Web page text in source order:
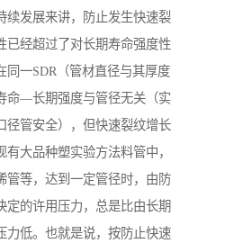
续发展来讲，防止发生快速裂
已经超过了对长期寿命强度性
同一SDR（管材直径与其厚度
命—长期强度与管径无关（实
径管安全），但快速裂纹增长
大品种塑实验方法料管中，
管等，达到一定管径时，由防
定的许用压力，总是比由长期
力低。也就是说，按防止快速